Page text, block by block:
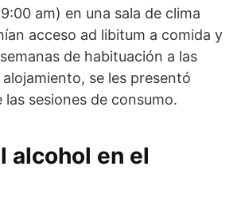
am) en una sala de clima
acceso ad libitum a comida y
de habituación a las
se les presentó
sesiones de consumo.
alcohol en el